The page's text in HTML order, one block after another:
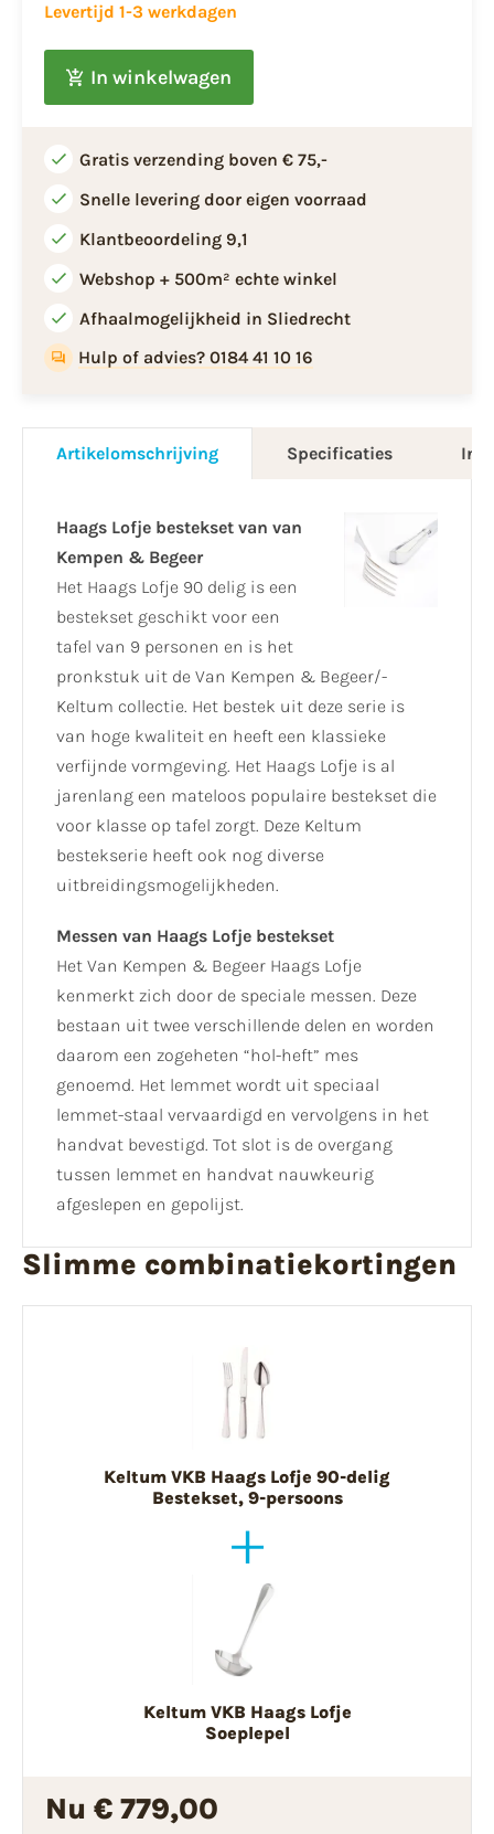
Levertijd 1-3 werkdagen
In winkelwagen
Gratis verzending boven € 75,-
Snelle levering door eigen voorraad
Klantbeoordeling 9,1
Webshop + 500m² echte winkel
Afhaalmogelijkheid in Sliedrecht
Hulp of advies? 0184 41 10 16
Artikelomschrijving Specificaties
Haags Lofje bestekset van van
Kempen & Begeer
Het Haags Lofje 90 delig is een
bestekset geschikt voor een
tafel van 9 personen en is het
pronkstuk uit de Van Kempen & Begeer/-
Keltum collectie. Het bestek uit deze serie is
van hoge kwaliteit en heeft een klassieke
verfijnde vormgeving. Het Haags Lofje is al
jarenlang een mateloos populaire bestekset die
voor klasse op tafel zorgt. Deze Keltum
bestekserie heeft ook nog diverse
uitbreidingsmogelijkheden.
Messen van Haags Lofje bestekset
Het Van Kempen & Begeer Haags Lofje
kenmerkt zich door de speciale messen. Deze
bestaan uit twee verschillende delen en worden
daarom een zogeheten “hol-heft” mes
genoemd. Het lemmet wordt uit speciaal
lemmet-staal vervaardigd en vervolgens in het
handvat bevestigd. Tot slot is de overgang
tussen lemmet en handvat nauwkeurig
afgeslepen en gepolijst.
Slimme combinatiekortingen
Keltum VKB Haags Lofje 90-delig
Bestekset, 9-persoons
Keltum VKB Haags Lofje
Soeplepel
Nu € 779,00